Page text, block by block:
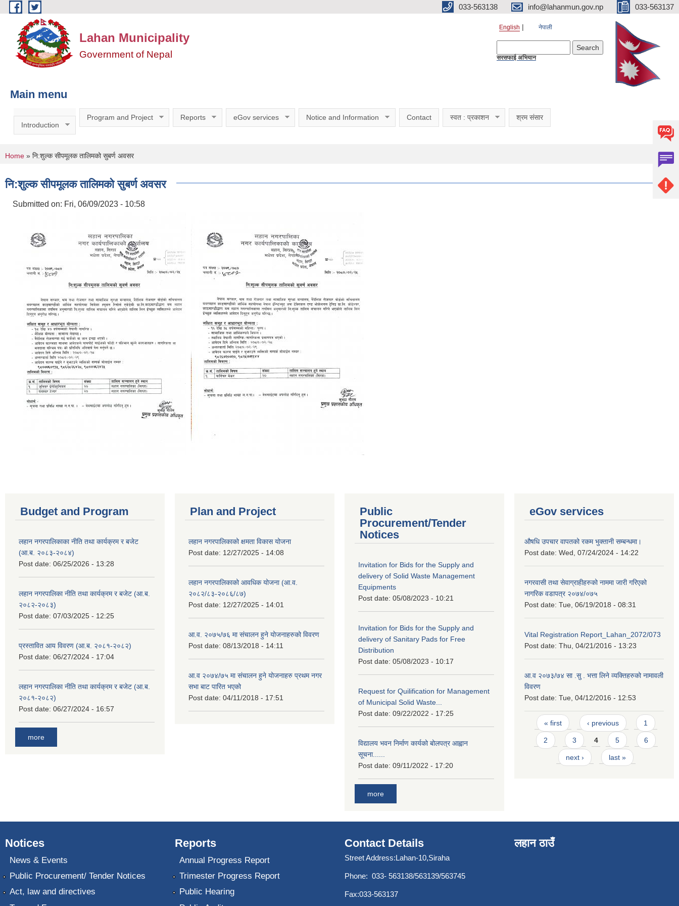
Skip to main content 033-563138 info@lahanmun.gov.np 033-563137
Lahan Municipality
Government of Nepal
English नेपाली
सरसफाई अभियान
Main menu
Introduction
Program and Project Reports eGov services Notice and Information Contact स्वत : प्रकाशन श्रम संसार
You are here
Home » नि:शुल्क सीपमूलक तालिमको सुबर्ण अवसर
नि:शुल्क सीपमूलक तालिमको सुबर्ण अवसर
Submitted on: Fri, 06/09/2023 - 10:58
Budget and Program
लहान नगरपालिकाका नीति तथा कार्यक्रम र बजेट
(आ.ब. २०८३-२०८४)
Post date: 06/25/2026 - 13:28
लहान नगरपालिका नीति तथा कार्यक्रम र बजेट (आ.ब.
२०८२-२०८३)
Post date: 07/03/2025 - 12:25
प्रस्तावित आय विवरण (आ.ब. २०८१-२०८२)
Post date: 06/27/2024 - 17:04
लहान नगरपालिका नीति तथा कार्यक्रम र बजेट (आ.ब.
२०८१-२०८२)
Post date: 06/27/2024 - 16:57
more
Plan and Project
लहान नगरपालिकाको क्षमता विकास योजना
Post date: 12/27/2025 - 14:08
लहान नगरपालिकाको आवधिक योजना (आ.व.
२०८२/८३-२०८६/८७)
Post date: 12/27/2025 - 14:01
आ.व. २०७५/७६ मा संचालन हुने योजनाहरुको विवरण
Post date: 08/13/2018 - 14:11
आ.व २०७४/७५ मा संचालन हुने योजनाहरु प्रथम नगर
सभा बाट पारित भएको
Post date: 04/11/2018 - 17:51
Public
Procurement/Tender
Notices
Invitation for Bids for the Supply and
delivery of Solid Waste Management
Equipments
Post date: 05/08/2023 - 10:21
Invitation for Bids for the Supply and
delivery of Sanitary Pads for Free
Distribution
Post date: 05/08/2023 - 10:17
Request for Quilification for Management
of Municipal Solid Waste...
Post date: 09/22/2022 - 17:25
विद्यालय भवन निर्माण कार्यको बोलपत्र आह्वान
सूचना......
Post date: 09/11/2022 - 17:20
more
eGov services
औषधि उपचार वापतको रकम भुक्तानी सम्बन्धमा।
Post date: Wed, 07/24/2024 - 14:22
नगरवासी तथा सेवाग्राहीहरुको नाममा जारी गरिएको
नागरिक वडापत्र २०७४/०७५
Post date: Tue, 06/19/2018 - 08:31
Vital Registration Report_Lahan_2072/073
Post date: Thu, 04/21/2016 - 13:23
आ.व २०७३/७४ सा .सु . भत्ता लिने व्यक्तिहरुको नामावली
विवरण
Post date: Tue, 04/12/2016 - 12:53
Pages
« first ‹ previous 1
2 3 4 5 6
next › last »
Notices
News & Events
Public Procurement/ Tender Notices
Act, law and directives
Reports
Annual Progress Report
Trimester Progress Report
Public Hearing
Contact Details
Street Address:Lahan-10,Siraha
Phone: 033- 563138/563139/563745
Fax:033-563137
लहान ठाउँ